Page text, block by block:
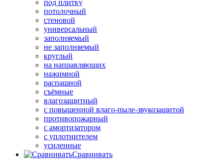
под плитку
потолочный
стеновой
универсальный
заполняемый
не заполняемый
круглый
на направляющих
нажимной
распашной
съёмные
влагозащитный
с повышенной влаго-пыле-звукозащитой
противопожарный
с амортизатором
с уплотнителем
усиленные
Сравнивать